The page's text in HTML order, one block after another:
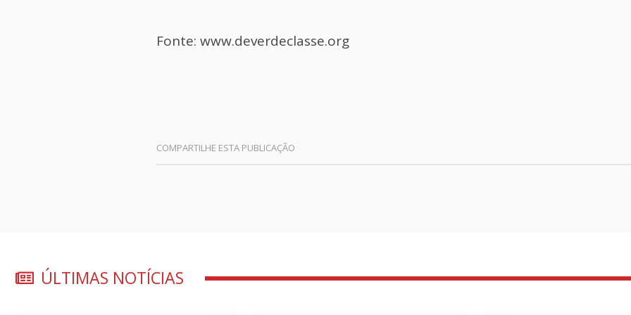
Fonte: www.deverdeclasse.org
ÚLTIMAS NOTÍCIAS